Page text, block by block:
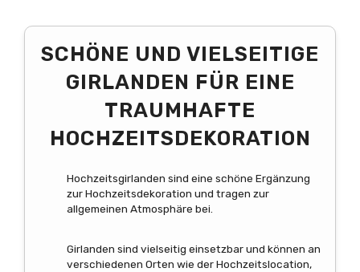
SCHÖNE UND VIELSEITIGE
GIRLANDEN FÜR EINE
TRAUMHAFTE
HOCHZEITSDEKORATION
Hochzeitsgirlanden sind eine schöne Ergänzung
zur Hochzeitsdekoration und tragen zur
allgemeinen Atmosphäre bei.
Girlanden sind vielseitig einsetzbar und können an
verschiedenen Orten wie der Hochzeitslocation,